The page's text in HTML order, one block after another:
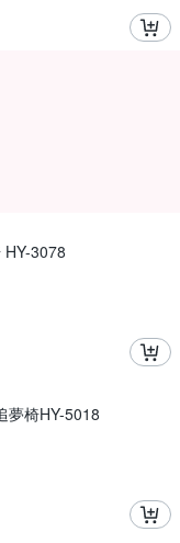
3078
夢椅HY-5018